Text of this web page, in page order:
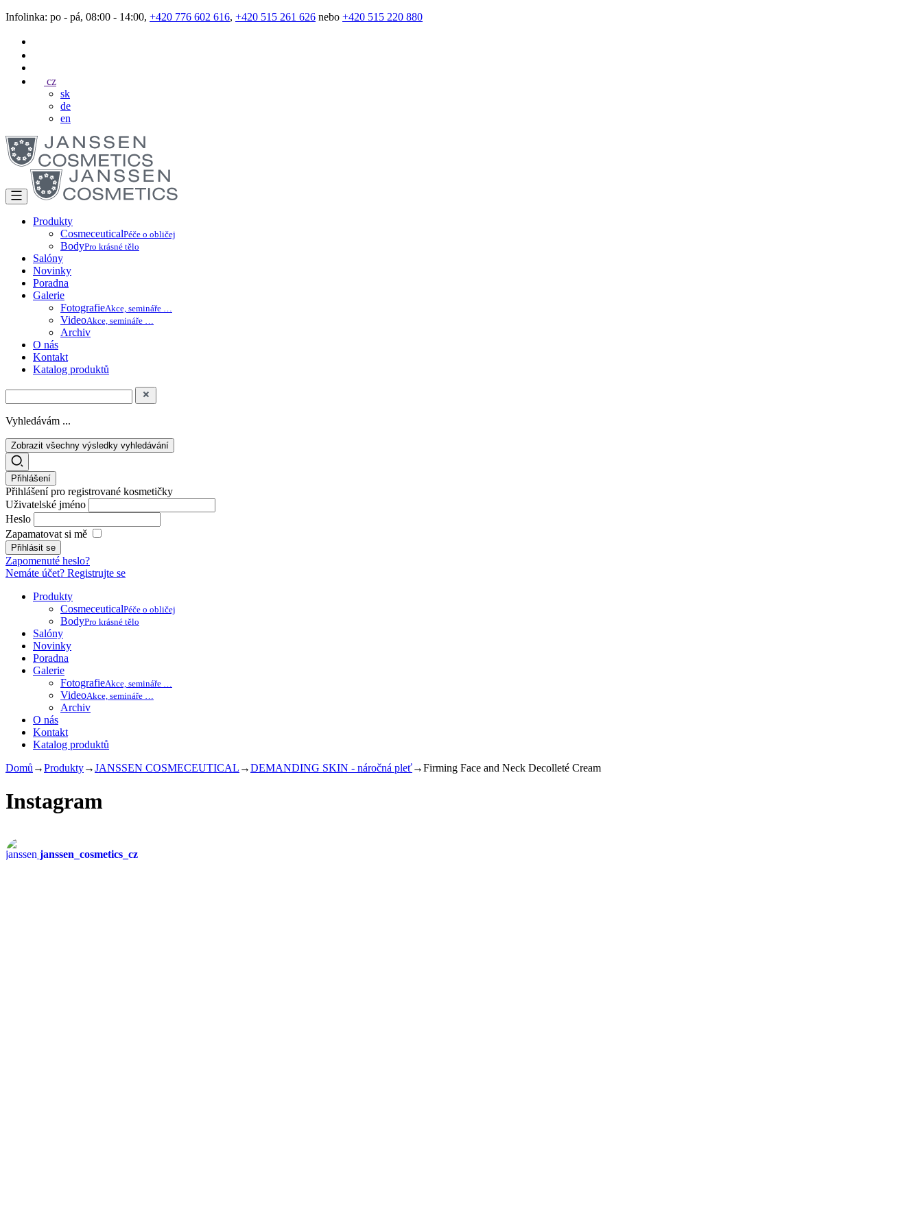
Infolinka: po - pá, 08:00 - 14:00, +420 776 602 616, +420 515 261 626 nebo +420 515 220 880
cz
sk
de
en
Produkty
CosmeceuticalPéče o obličej
BodyPro krásné tělo
Salóny
Novinky
Poradna
Galerie
FotografieAkce, semináře …
VideoAkce, semináře …
Archiv
O nás
Kontakt
Katalog produktů
Vyhledávám ...
Zobrazit všechny výsledky vyhledávání
Přihlášení
Přihlášení pro registrované kosmetičky
Uživatelské jméno
Heslo
Zapamatovat si mě
Zapomenuté heslo?
Nemáte účet? Registrujte se
Produkty
CosmeceuticalPéče o obličej
BodyPro krásné tělo
Salóny
Novinky
Poradna
Galerie
FotografieAkce, semináře …
VideoAkce, semináře …
Archiv
O nás
Kontakt
Katalog produktů
Domů →Produkty→JANSSEN COSMECEUTICAL →DEMANDING SKIN - náročná pleť→Firming Face and Neck Decolleté Cream
Instagram
janssen_cosmetics_cz